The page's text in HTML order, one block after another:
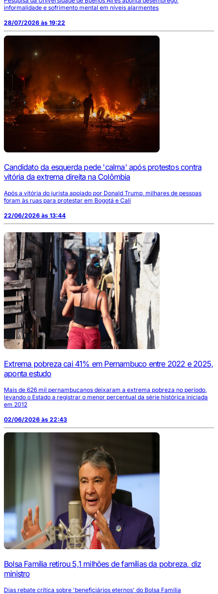
informalidade e sofrimento mental em níveis alarmentes
28/07/2026 às 19:22
Candidato da esquerda pede 'calma' após protestos contra
vitória da extrema direita na Colômbia
Após a vitória do jurista apoiado por Donald Trump, milhares de pessoas
foram às ruas para protestar em Bogotá e Cali
22/06/2026 às 13:44
Extrema pobreza cai 41% em Pernambuco entre 2022 e 2025,
aponta estudo
Mais de 626 mil pernambucanos deixaram a extrema pobreza no período,
levando o Estado a registrar o menor percentual da série histórica iniciada
em 2012
02/06/2026 às 22:43
Bolsa Família retirou 5,1 milhões de famílias da pobreza, diz
ministro
Dias rebate crítica sobre 'beneficiários eternos' do Bolsa Família